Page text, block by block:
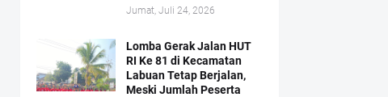
Jumat, Juli 24, 2026
Lomba Gerak Jalan HUT
RI Ke 81 di Kecamatan
Labuan Tetap Berjalan,
Meski Jumlah Peserta